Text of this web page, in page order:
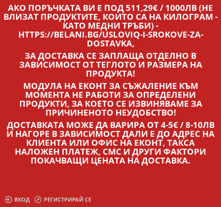
АКО ПОРЪЧКАТА ВИ Е ПОД 511,29€ / 1000ЛВ (НЕ
ВЛИЗАТ ПРОДУКТИТЕ, КОИТО СА НА КИЛОГРАМ -
КАТО МЕДНИ ТРЪБИ) -
HTTPS://BELANI.BG/USLOVIQ-I-SROKOVE-ZA-
DOSTAVKA,
ЗА ДОСТАВКА СЕ ЗАПЛАЩА ОТДЕЛНО В
ЗАВИСИМОСТ ОТ ТЕГЛОТО И РАЗМЕРА НА
ПРОДУКТА!
МОДУЛА НА ЕКОНТ ЗА СЪЖАЛЕНИЕ КЪМ
МОМЕНТА НЕ РАБОТИ ЗА ОПРЕДЕЛЕНИ
ПРОДУКТИ, ЗА КОЕТО СЕ ИЗВИНЯВАМЕ ЗА
ПРИЧИНЕНОТО НЕУДОБСТВО!
ДОСТАВКАТА МОЖЕ ДА ВАРИРА ОТ 4-5€ / 8-10ЛВ
И НАГОРЕ В ЗАВИСИМОСТ ДАЛИ Е ДО АДРЕС НА
КЛИЕНТА ИЛИ ОФИС НА ЕКОНТ, ТАКСА
НАЛОЖЕН ПЛАТЕЖ, СМС И ДРУГИ ФАКТОРИ
ПОКАЧВАЩИ ЦЕНАТА НА ДОСТАВКА.
ВХОД РЕГИСТРИРАЙ СЕ